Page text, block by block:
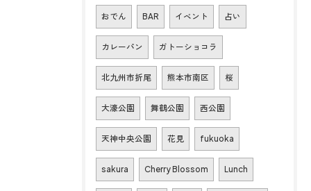
おでん BAR イベント 占い
カレーパン ガトーショコラ
北九州市折尾 熊本市南区 桜
大濠公園 舞鶴公園 西公園
天神中央公園 花見 fukuoka
sakura Cherry Blossom Lunch